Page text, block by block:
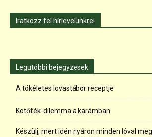
Iratkozz fel hírlevelünkre!
Legutóbbi bejegyzések
A tökéletes lovastábor receptje
Kötőfék-dilemma a karámban
Készülj, mert idén nyáron minden lóval